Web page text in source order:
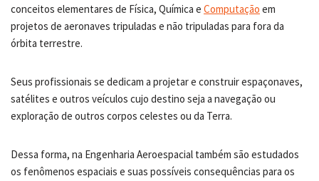
conceitos elementares de Física, Química e Computação em
projetos de aeronaves tripuladas e não tripuladas para fora da
órbita terrestre.
Seus profissionais se dedicam a projetar e construir espaçonaves,
satélites e outros veículos cujo destino seja a navegação ou
exploração de outros corpos celestes ou da Terra.
Dessa forma, na Engenharia Aeroespacial também são estudados
os fenômenos espaciais e suas possíveis consequências para os